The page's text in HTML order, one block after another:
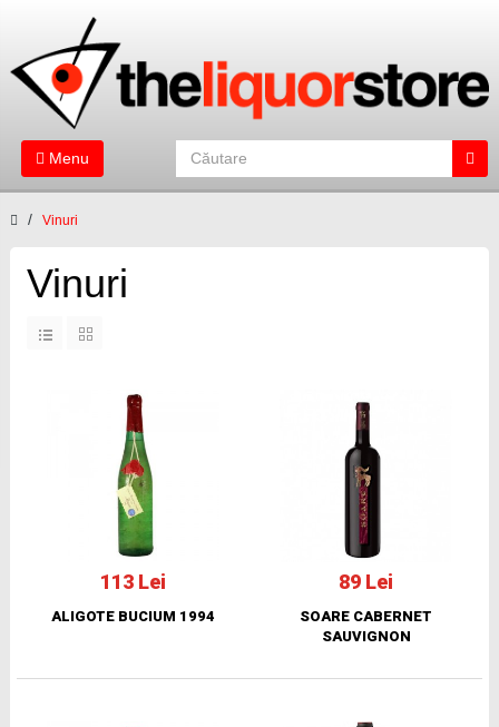
Menu
Vinuri
Vinuri
113 Lei
ALIGOTE BUCIUM 1994
89 Lei
SOARE CABERNET
SAUVIGNON